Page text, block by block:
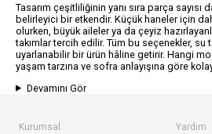
Tasarım çeşitliliğinin yanı sıra parça
belirleyici bir etkendir. Küçük haneler için
olurken, büyük aileler ya da çeyiz
takımlar tercih edilir. Tüm bu seçenekler, su
uyarlanabilir bir ürün hâline getirir. Hangi
yaşam tarzına ve sofra anlayışına göre
Devamını Gör
Kurumsal Yardım